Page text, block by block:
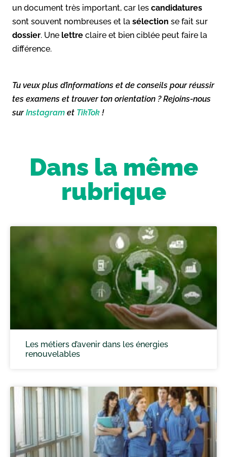
un document très important, car les candidatures
sont souvent nombreuses et la sélection se fait sur
dossier. Une lettre claire et bien ciblée peut faire la
différence.
Tu veux plus d’informations et de conseils pour réussir
tes examens et trouver ton orientation ? Rejoins-nous
surInstagram et TikTok !
Dans la même
rubrique
Les métiers d’avenir dans les énergies
renouvelables